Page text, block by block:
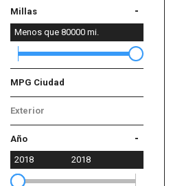
Millas -
Menos que 80000 mi.
MPG Ciudad
Exterior
Negro
Año
-
2018 2018